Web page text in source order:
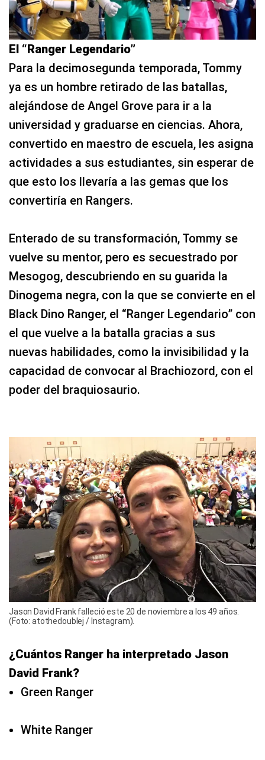
El “Ranger Legendario”
Para la decimosegunda temporada, Tommy
ya es un hombre retirado de las batallas,
alejándose de Angel Grove para ir a la
universidad y graduarse en ciencias. Ahora,
convertido en maestro de escuela, les asigna
actividades a sus estudiantes, sin esperar de
que esto los llevaría a las gemas que los
convertiría en Rangers.
Enterado de su transformación, Tommy se
vuelve su mentor, pero es secuestrado por
Mesogog, descubriendo en su guarida la
Dinogema negra, con la que se convierte en el
Black Dino Ranger, el “Ranger Legendario” con
el que vuelve a la batalla gracias a sus
nuevas habilidades, como la invisibilidad y la
capacidad de convocar al Brachiozord, con el
poder del braquiosaurio.
Jason David Frank falleció este 20 de noviembre a los 49 años.
(Foto: atothedoublej / Instagram).
¿Cuántos Ranger ha interpretado Jason
David Frank?
Green Ranger
White Ranger